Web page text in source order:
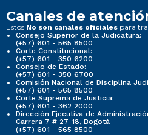
Canales de
Estos No son canales oficiales para
Consejo Superior de la Judicatura:
(+57) 601 - 565 8500
Corte Constitucional:
(+57) 601 - 350 6200
Consejo de Estado:
(+57) 601 - 350 6700
Comisión Nacional de Disciplina
(+57) 601 - 565 8500
Corte Suprema de Justicia:
(+57) 601 - 362 2000
Dirección Ejecutiva de
Carrera 7 # 27-18, Bogotá
(+57) 601 - 565 8500